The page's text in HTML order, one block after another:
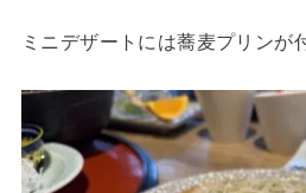
ミニデザートには蕎麦プリンが